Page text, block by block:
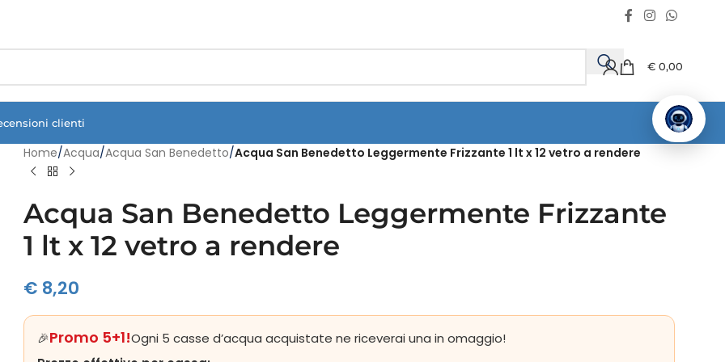
€ 0,00
clienti
Home/Acqua/Acqua San Benedetto/Acqua San Benedetto Leggermente Frizzante 1 lt x 12 vetro a rendere
Acqua San Benedetto Leggermente Frizzante
1 lt x 12 vetro a rendere
€ 8,20
🎉Promo 5+1!Ogni 5 casse d’acqua acquistate ne riceverai una in omaggio!